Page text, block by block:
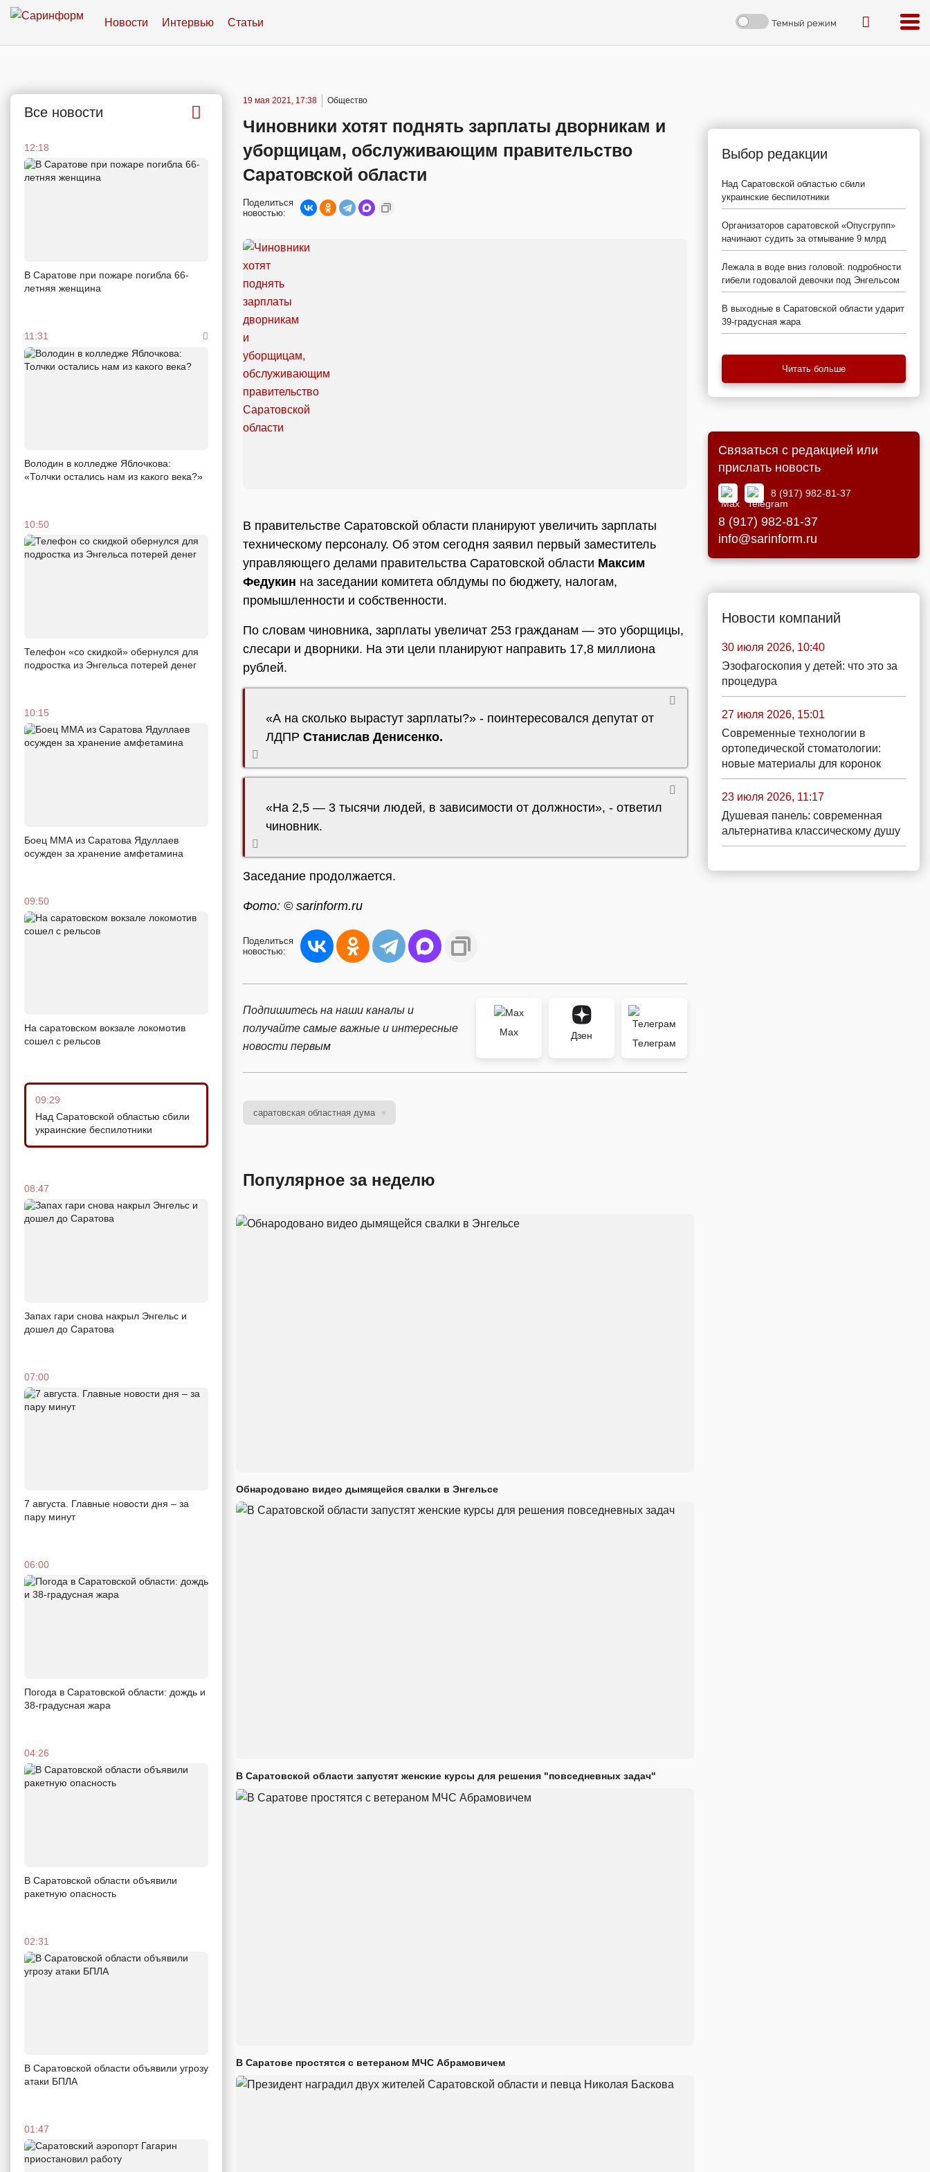
Новости Интервью Статьи Темный режим
Все новости
12:18
В Саратове при пожаре погибла 66-
летняя женщина
11:31
Володин в колледже Яблочкова:
«Толчки остались нам из какого века?»
10:50
Телефон «со скидкой» обернулся для
подростка из Энгельса потерей денег
10:15
Боец ММА из Саратова Ядуллаев
осужден за хранение амфетамина
09:50
На саратовском вокзале локомотив
сошел с рельсов
09:29
Над Саратовской областью сбили
украинские беспилотники
08:47
Запах гари снова накрыл Энгельс и
дошел до Саратова
07:00
7 августа. Главные новости дня – за
пару минут
06:00
Погода в Саратовской области: дождь и
38-градусная жара
04:26
В Саратовской области объявили
ракетную опасность
02:31
В Саратовской области объявили угрозу
атаки БПЛА
01:47
19 мая 2021, 17:38 Общество
Чиновники хотят поднять зарплаты дворникам и
уборщицам, обслуживающим правительство
Саратовской области
Поделиться
новостью:
В правительстве Саратовской области планируют увеличить зарплаты
техническому персоналу. Об этом сегодня заявил первый заместитель
управляющего делами правительства Саратовской области Максим
Федукин на заседании комитета облдумы по бюджету, налогам,
промышленности и собственности.
По словам чиновника, зарплаты увеличат 253 гражданам — это уборщицы,
слесари и дворники. На эти цели планируют направить 17,8 миллиона
рублей.
«А на сколько вырастут зарплаты?» - поинтересовался депутат от
ЛДПР Станислав Денисенко.
«На 2,5 — 3 тысячи людей, в зависимости от должности», - ответил
чиновник.
Заседание продолжается.
Фото: © sarinform.ru
Поделиться
новостью:
Подпишитесь на наши каналы и
получайте самые важные и интересные
новости первым
Max Дзен
Телеграм
саратовская областная дума
Популярное за неделю
Обнародовано видео дымящейся свалки в Энгельсе
В Саратовской области запустят женские курсы для решения "повседневных задач"
В Саратове простятся с ветераном МЧС Абрамовичем
Выбор редакции
Над Саратовской областью сбили
украинские беспилотники
Организаторов саратовской «Опусгрупп»
начинают судить за отмывание 9 млрд
Лежала в воде вниз головой: подробности
гибели годовалой девочки под Энгельсом
В выходные в Саратовской области ударит
39-градусная жара
Читать больше
Связаться с редакцией или
прислать новость
8 (917) 982-81-37
8 (917) 982-81-37
info@sarinform.ru
Новости компаний
30 июля 2026, 10:40
Эзофагоскопия у детей: что это за
процедура
27 июля 2026, 15:01
Современные технологии в
ортопедической стоматологии:
новые материалы для коронок
23 июля 2026, 11:17
Душевая панель: современная
альтернатива классическому душу